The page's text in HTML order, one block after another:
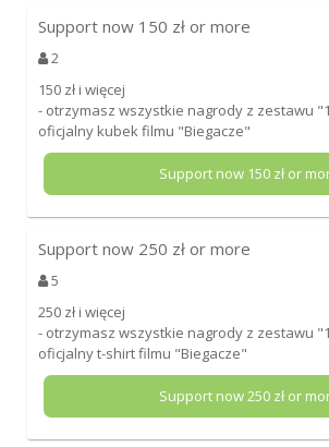
Support now 150 zł or more
2
150 zł i więcej
- otrzymasz wszystkie nagrody z zestawu
oficjalny kubek filmu "Biegacze"
Support now 150zł or
Support now 250 zł or more
5
250 zł i więcej
- otrzymasz wszystkie nagrody z zestawu
oficjalny t-shirt filmu "Biegacze"
Support now250zł or